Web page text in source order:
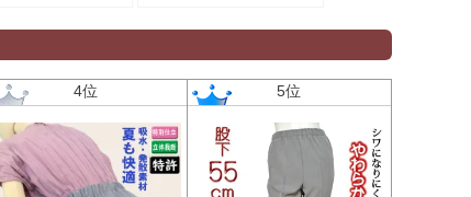
4位 5位